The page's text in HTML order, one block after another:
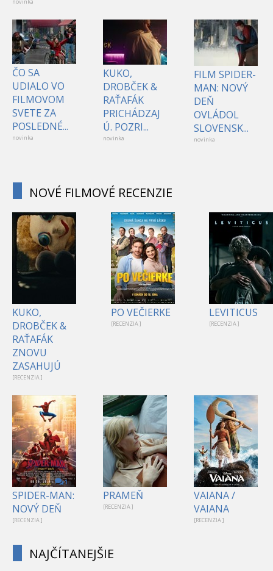
novinka
ČO SA
UDIALO VO
FILMOVOM
SVETE ZA
POSLEDNÉ...
novinka
KUKO,
DROBČEK &
RAŤAFÁK
PRICHÁDZAJ
Ú. POZRI...
novinka
FILM SPIDER-
MAN: NOVÝ
DEŇ
OVLÁDOL
SLOVENSK...
novinka
NOVÉ FILMOVÉ RECENZIE
KUKO,
DROBČEK &
RAŤAFÁK
ZNOVU
ZASAHUJÚ
[RECENZIA ]
PO VEČIERKE
[RECENZIA ]
LEVITICUS
[RECENZIA ]
1
SPIDER-MAN:
NOVÝ DEŇ
[RECENZIA ]
PRAMEŇ
[RECENZIA ]
VAIANA /
VAIANA
[RECENZIA ]
NAJČÍTANEJŠIE